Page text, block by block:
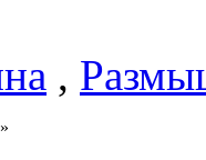
,
»